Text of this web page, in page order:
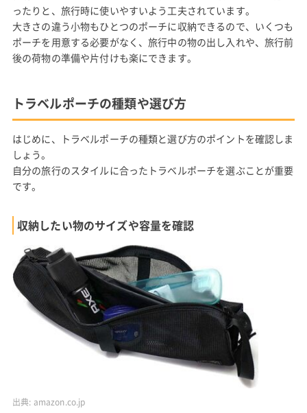
ったりと、旅行時に使いやすいよう工夫されています。
大きさの違う小物もひとつのポーチに収納できるので、いくつも
ポーチを用意する必要がなく、旅行中の物の出し入れや、旅行前
後の荷物の準備や片付けも楽にできます。
トラベルポーチの種類や選び方
はじめに、トラベルポーチの種類と選び方のポイントを確認しま
しょう。
自分の旅行のスタイルに合ったトラベルポーチを選ぶことが重要
です。
収納したい物のサイズや容量を確認
出典: amazon.co.jp